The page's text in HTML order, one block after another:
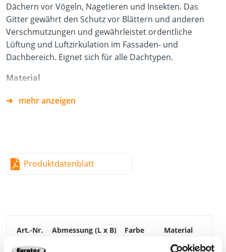
Dächern vor Vögeln, Nagetieren und Insekten. Das
Gitter gewährt den Schutz vor Blättern und anderen
Verschmutzungen und gewährleistet ordentliche
Lüftung und Luftzirkulation im Fassaden- und
Dachbereich. Eignet sich für alle Dachtypen.
Material
Polymer
Beständig gegen UV-Strahlungen
Sichert die Traufe vor Vögeln
mehr anzeigen
Produktdatenblatt
Polymer